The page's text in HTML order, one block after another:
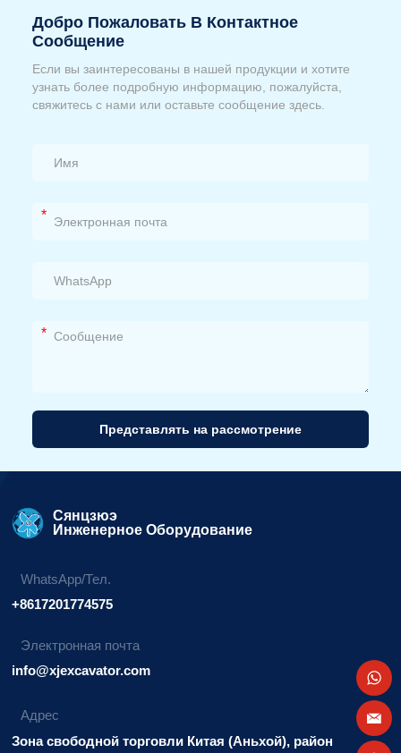
Добро Пожаловать В Контактное
Сообщение
Если вы заинтересованы в нашей продукции и хотите
узнать более подробную информацию, пожалуйста,
свяжитесь с нами или оставьте сообщение здесь.
*
*
Представлять на рассмотрение
вариант:
Сянцзюэ
Инженерное Оборудование
WhatsApp/Тел.
+8617201774575
Электронная почта
info@xjexcavator.com
Адрес
Зона свободной торговли Китая (Аньхой), район